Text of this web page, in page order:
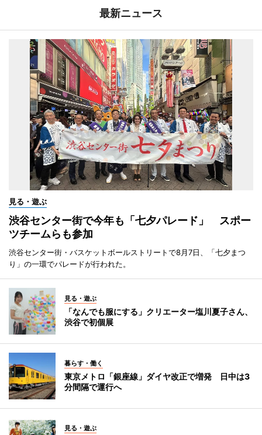
最新ニュース
見る・遊ぶ
渋谷センター街で今年も「七夕パレード」 スポー
ツチームらも参加
渋谷センター街・バスケットボールストリートで8月7日、「七夕まつ
り」の一環でパレードが行われた。
見る・遊ぶ
「なんでも服にする」クリエーター塩川夏子さん、
渋谷で初個展
暮らす・働く
東京メトロ「銀座線」ダイヤ改正で増発 日中は3
分間隔で運行へ
見る・遊ぶ